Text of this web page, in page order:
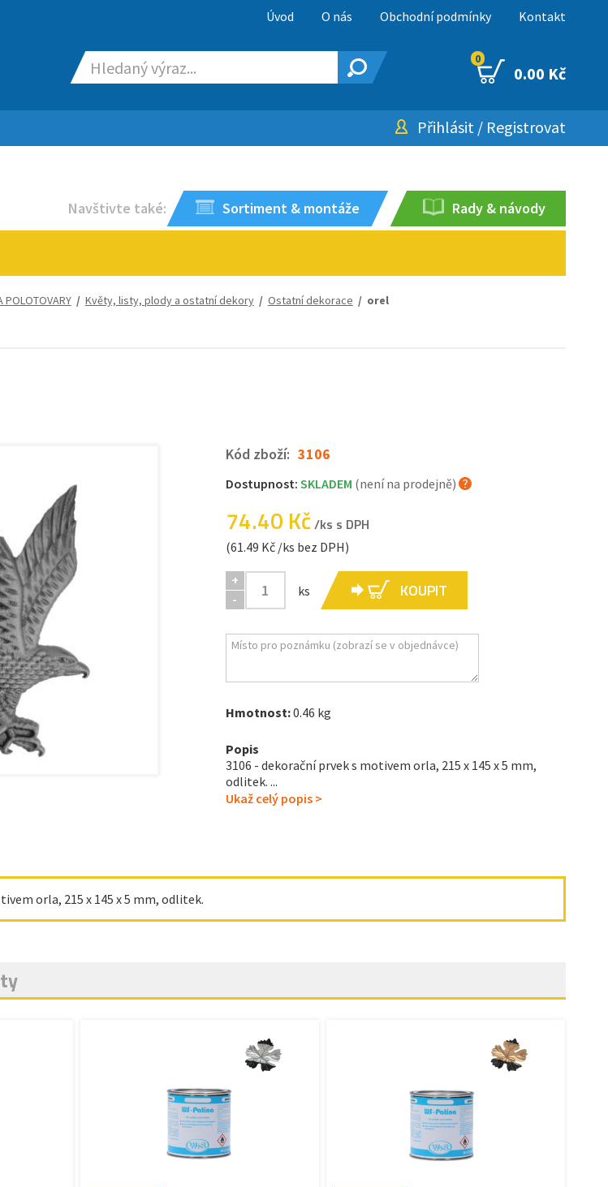
Úvod O nás Obchodní podmínky Kontakt
0
0.00 Kč
Přihlásit / Registrovat
Navštivte také: Sortiment & montáže Rady & návody
POLOTOVARY/ Květy, listy, plody a ostatní dekory/ Ostatní dekorace / orel
Kód zboží: 3106
Dostupnost: SKLADEM (není na prodejně)
74.40 Kč/ks s DPH
(61.49 Kč /ks bez DPH)
+
-
ks KOUPIT
Hmotnost:0.46 kg
Popis
3106 - dekorační prvek s motivem orla, 215 x 145 x 5 mm,
odlitek. ...
Ukaž celý popis >
orla, 215 x 145 x 5 mm, odlitek.